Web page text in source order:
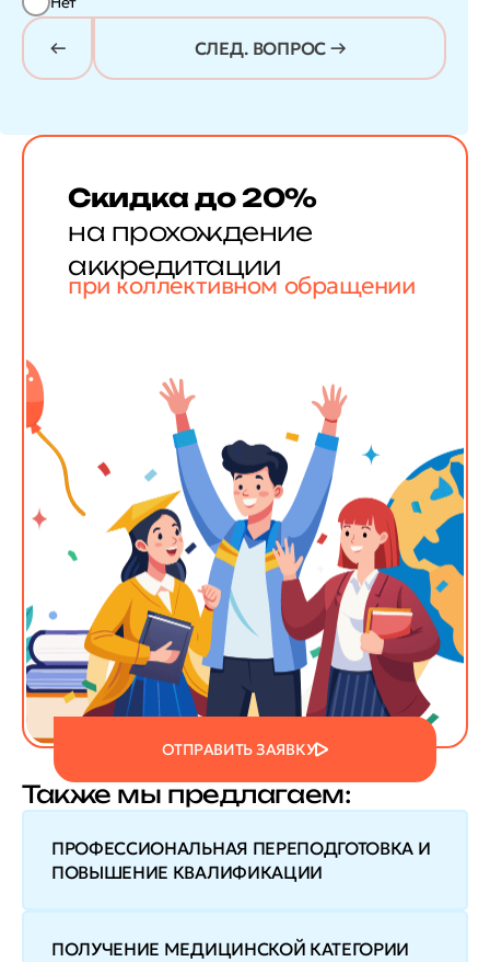
СЛЕД. ВОПРОС →
Скидка до 20%
на прохождение
аккредитации
при коллективном обращении
ОТПРАВИТЬ ЗАЯВКУ
Также мы предлагаем:
ПРОФЕССИОНАЛЬНАЯ ПЕРЕПОДГОТОВКА И
ПОВЫШЕНИЕ КВАЛИФИКАЦИИ
ПОЛУЧЕНИЕ МЕДИЦИНСКОЙ КАТЕГОРИИ